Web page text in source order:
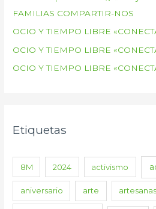
FAMILIAS COMPARTIR-NOS
OCIO Y TIEMPO LIBRE
OCIO Y TIEMPO LIBRE
OCIO Y TIEMPO LIBRE
Etiquetas
8M 2024 activismo
aniversario arte artesanas